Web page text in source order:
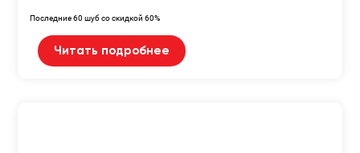
Последние 60 шуб со скидкой 60%
Читать подробнее